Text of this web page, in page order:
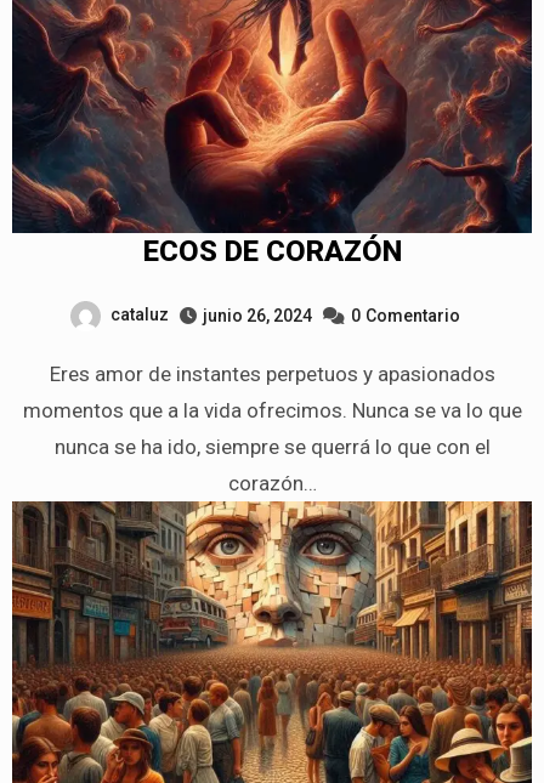
ECOS DE CORAZÓN
cataluz junio 26, 2024 0 Comentario
Eres amor de instantes perpetuos y apasionados
momentos que a la vida ofrecimos. Nunca se va lo que
nunca se ha ido, siempre se querrá lo que con el
corazón…